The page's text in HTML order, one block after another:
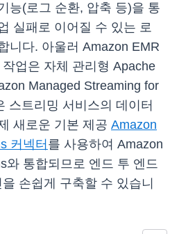
능(로그 순환, 압축 등)을 통
실패로 이어질 수 있는 로
니다. 아울러 Amazon EMR
업은 자체 관리형 Apache
Managed Streaming for
스트리밍 서비스의 데이터
새로운 기본 제공 Amazon
커넥터 를 사용하여 Amazon
와 통합되므로 엔드 투 엔드
손쉽게 구축할 수 있습니